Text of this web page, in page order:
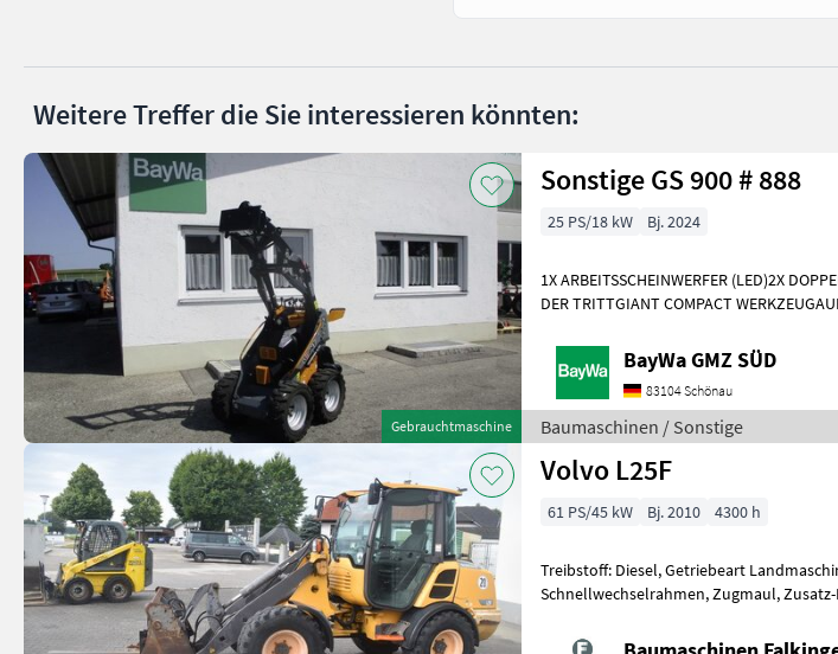
Weitere Treffer die Sie interessieren könnten:
Gebrauchtmaschine
Sonstige GS 900 # 888
25 PS/18 kW Bj. 2024
1X ARBEITSSCHEINWERFER (LED)2X
DER TRITTGIANT COMPACT
BayWa GMZ SÜD
83104 Schönau
Baumaschinen / Sonstige
Volvo L25F
61 PS/45 kW Bj. 2010 4300 h
Treibstoff: Diesel, Getriebeart
Schnellwechselrahmen, Zugmaul,